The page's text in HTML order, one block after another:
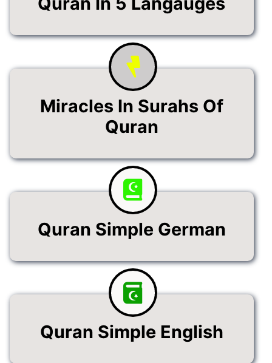
Miracles In Surahs Of
Quran
Quran Simple German
Quran Simple English